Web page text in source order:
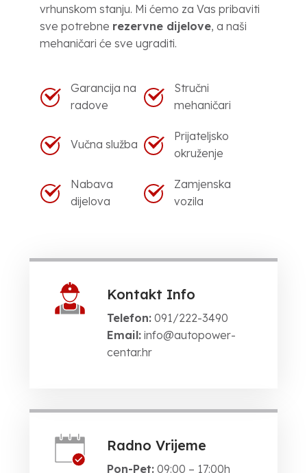
vrhunskom stanju. Mi ćemo za Vas pribaviti
sve potrebne rezervne dijelove, a naši
mehaničari će sve ugraditi.
Garancija na
radove
Stručni
mehaničari
Vučna služba
Prijateljsko
okruženje
Nabava
dijelova
Zamjenska
vozila
Kontakt Info
Telefon:091/222-3490
Email: info@autopower-
centar.hr
Radno Vrijeme
Pon-Pet:09:00 – 17:00h